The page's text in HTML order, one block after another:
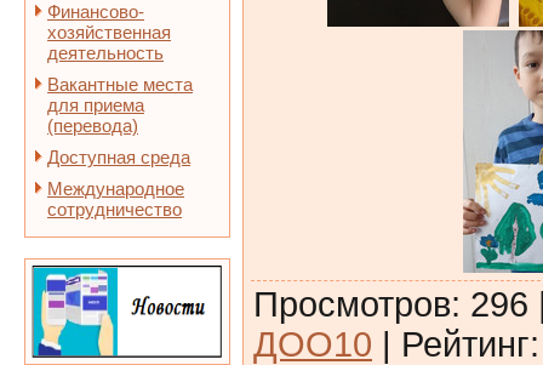
Финансово-
хозяйственная
деятельность
Вакантные места
для приема
(перевода)
Доступная среда
Международное
сотрудничество
Просмотров: 296
ДОО10 | Рейтинг: